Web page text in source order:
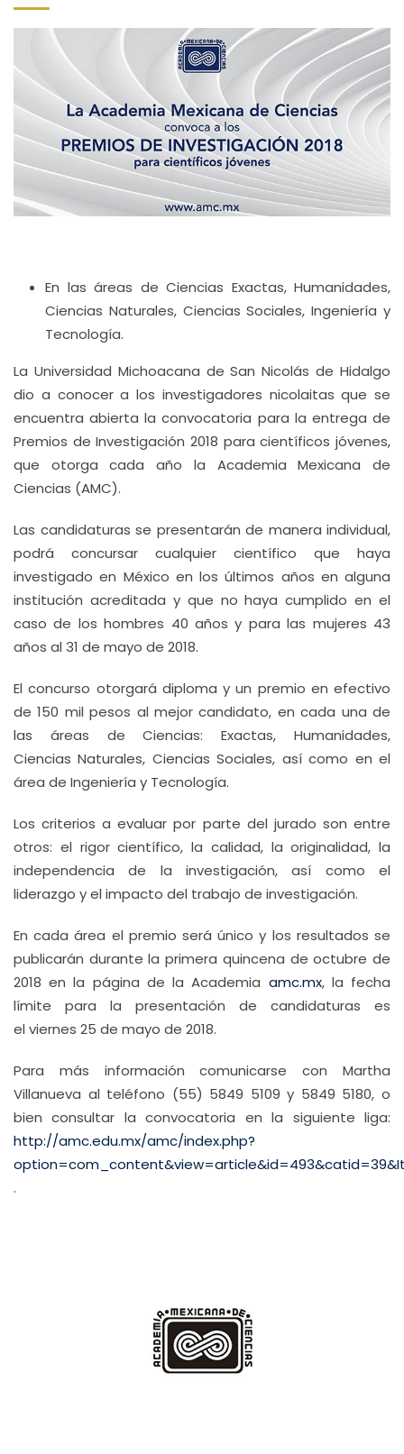
En las áreas de Ciencias Exactas, Humanidades,
Ciencias Naturales, Ciencias Sociales, Ingeniería y
Tecnología.
La Universidad Michoacana de San Nicolás de Hidalgo
dio a conocer a los investigadores nicolaitas que se
encuentra abierta la convocatoria para la entrega de
Premios de Investigación 2018 para científicos jóvenes,
que otorga cada año la Academia Mexicana de
Ciencias (AMC).
Las candidaturas se presentarán de manera individual,
podrá concursar cualquier científico que haya
investigado en México en los últimos años en alguna
institución acreditada y que no haya cumplido en el
caso de los hombres 40 años y para las mujeres 43
años al 31 de mayo de 2018.
El concurso otorgará diploma y un premio en efectivo
de 150 mil pesos al mejor candidato, en cada una de
las áreas de Ciencias: Exactas, Humanidades,
Ciencias Naturales, Ciencias Sociales, así como en el
área de Ingeniería y Tecnología.
Los criterios a evaluar por parte del jurado son entre
otros: el rigor científico, la calidad, la originalidad, la
independencia de la investigación, así como el
liderazgo y el impacto del trabajo de investigación.
En cada área el premio será único y los resultados se
publicarán durante la primera quincena de octubre de
2018 en la página de la Academia amc.mx, la fecha
límite para la presentación de candidaturas es
el viernes 25 de mayo de 2018.
Para más información comunicarse con Martha
Villanueva al teléfono (55) 5849 5109 y 5849 5180, o
bien consultar la convocatoria en la siguiente liga:
http://amc.edu.mx/amc/index.php?
.